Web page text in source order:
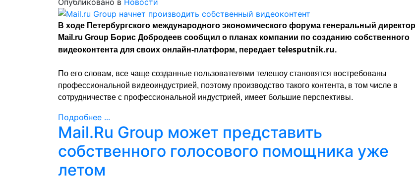
Опубликовано в Новости
В ходе Петербургского международного экономического форума генеральный директор
Mail.ru Group Борис Добродеев сообщил о планах компании по созданию собственного
видеоконтента для своих онлайн-платформ, передает telesputnik.ru.
По его словам, все чаще созданные пользователями телешоу становятся востребованы
профессиональной видеоиндустрией, поэтому производство такого контента, в том числе в
сотрудничестве с профессиональной индустрией, имеет большие перспективы.
Подробнее ...
Mail.Ru Group может представить
собственного голосового помощника уже
летом